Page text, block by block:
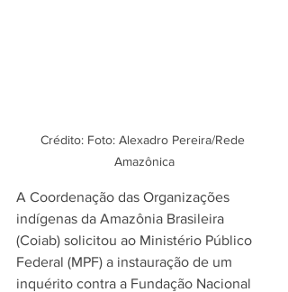
Crédito: Foto: Alexadro Pereira/Rede
Amazônica
A Coordenação das Organizações
indígenas da Amazônia Brasileira
(Coiab) solicitou ao Ministério Público
Federal (MPF) a instauração de um
inquérito contra a Fundação Nacional